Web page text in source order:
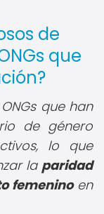
de
que
que han
de género
lo que
la paridad
femeninoen